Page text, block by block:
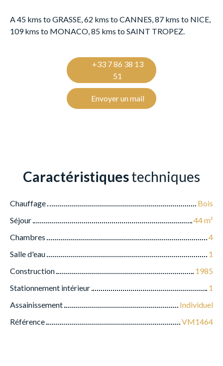
A 45 kms to GRASSE, 62 kms to CANNES, 87 kms to NICE,
109 kms to MONACO, 85 kms to SAINT TROPEZ.
+33 7 86 38 13
51
Envoyer un mail
Caractéristiquestechniques
Chauffage
Bois
Séjour
44m²
Chambres
4
Salle d'eau
1
Construction
1985
Stationnement intérieur
1
Assainissement
Individuel
Référence
VM1464